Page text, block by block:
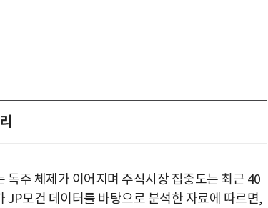
주 체제가 이어지며 주식시장 집중도는 최근 40
JP모건 데이터를 바탕으로 분석한 자료에 따르면,